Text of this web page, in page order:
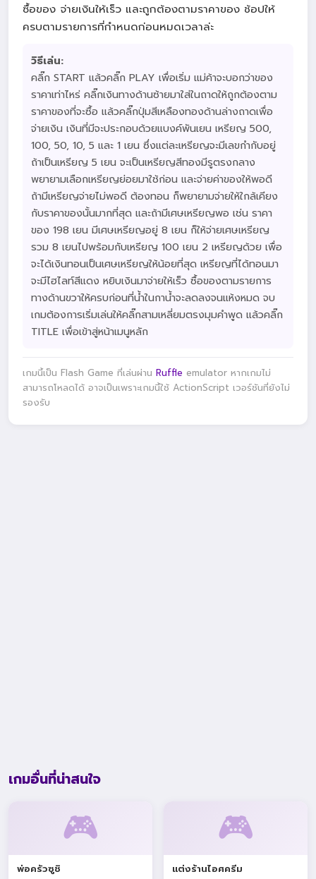
ซื้อของ จ่ายเงินให้เร็ว และถูกต้องตามราคาของ ช้อปให้
ครบตามรายการที่กำหนดก่อนหมดเวลาล่ะ
วิธีเล่น:
คลิ๊ก START แล้วคลิ๊ก PLAY เพื่อเริ่ม แม่ค้าจะบอกว่าของ
ราคาเท่าไหร่ คลิ๊กเงินทางด้านซ้ายมาใส่ในถาดให้ถูกต้องตาม
ราคาของที่จะซื้อ แล้วคลิ๊กปุ่มสีเหลืองทองด้านล่างถาดเพื่อ
จ่ายเงิน เงินที่มีจะประกอบด้วยแบงค์พันเยน เหรียญ 500,
100, 50, 10, 5 และ 1 เยน ซึ่งแต่ละเหรียญจะมีเลขกำกับอยู่
ถ้าเป็นเหรียญ 5 เยน จะเป็นเหรียญสีทองมีรูตรงกลาง
พยายามเลือกเหรียญย่อยมาใช้ก่อน และจ่ายค่าของให้พอดี
ถ้ามีเหรียญจ่ายไม่พอดี ต้องทอน ก็พยายามจ่ายให้ใกล้เคียง
กับราคาของนั้นมากที่สุด และถ้ามีเศษเหรียญพอ เช่น ราคา
ของ 198 เยน มีเศษเหรียญอยู่ 8 เยน ก็ให้จ่ายเศษเหรียญ
รวม 8 เยนไปพร้อมกับเหรียญ 100 เยน 2 เหรียญด้วย เพื่อ
จะได้เงินทอนเป็นเศษเหรียญให้น้อยที่สุด เหรียญที่ได้ทอนมา
จะมีไฮไลท์สีแดง หยิบเงินมาจ่ายให้เร็ว ซื้อของตามรายการ
ทางด้านขวาให้ครบก่อนที่น้ำในกาน้ำจะลดลงจนแห้งหมด จบ
เกมต้องการเริ่มเล่นให้คลิ๊กสามเหลี่ยมตรงมุมคำพูด แล้วคลิ๊ก
TITLE เพื่อเข้าสู่หน้าเมนูหลัก
เกมนี้เป็น Flash Game ที่เล่นผ่าน Ruffle emulator หากเกมไม่
สามารถโหลดได้ อาจเป็นเพราะเกมนี้ใช้ ActionScript เวอร์ชันที่ยังไม่
รองรับ
เกมอื่นที่น่าสนใจ
🎮
พ่อครัวซูชิ
🎮
แต่งร้านไอศครีม